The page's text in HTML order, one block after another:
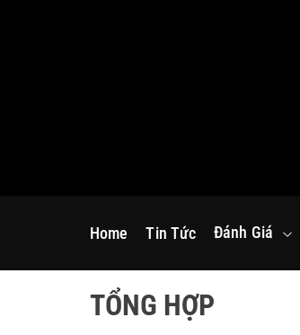
Home Tin Tức Đánh Giá
TỔNG HỢP